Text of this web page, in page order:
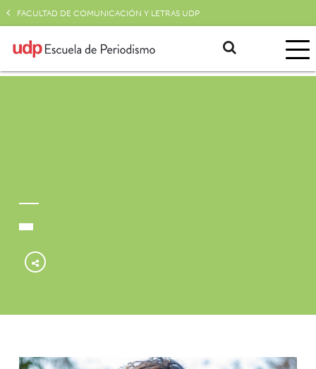
FACULTAD DE COMUNICACIÓN Y LETRAS UDP